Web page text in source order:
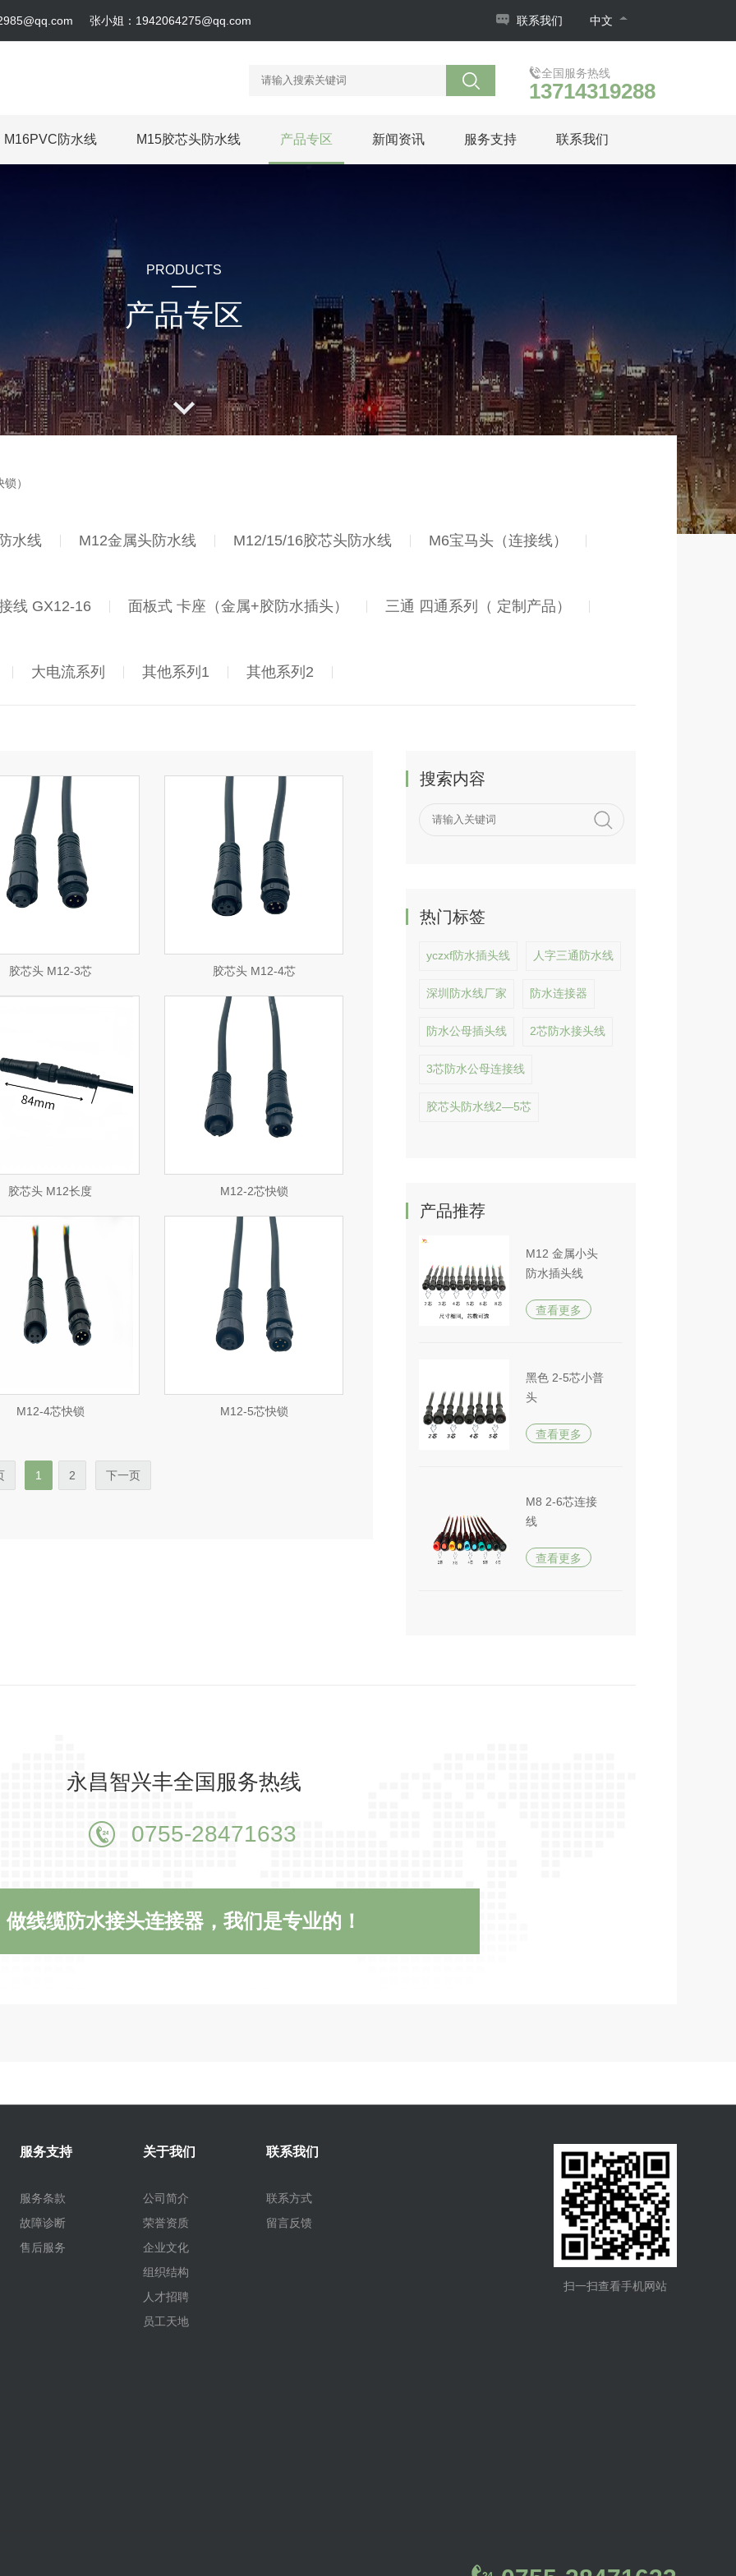
张小姐：1942064275@qq.com 联系我们 中文
全国服务热线
13714319288
M16PVC防水线 M15胶芯头防水线 产品专区 新闻资讯 服务支持 联系我们
PRODUCTS
产品专区
）
水线 M12金属头防水线 M12/15/16胶芯头防水线 M6宝马头（连接线）
线 GX12-16 面板式 卡座（金属+胶防水插头） 三通 四通系列（ 定制产品）
大电流系列 其他系列1 其他系列2
胶芯头 M12-3芯 胶芯头 M12-4芯
查看详情
立即咨询
胶芯头 M12长度 M12-2芯快锁
查看详情
M12-4芯快锁 M12-5芯快锁
查看详情
立即咨询
1 2 下一页
搜索内容
热门标签
yczxf防水插头线 人字三通防水线
深圳防水线厂家 防水连接器
防水公母插头线 2芯防水接头线
3芯防水公母连接线
胶芯头防水线2—5芯
产品推荐
M12 金属小头
防水插头线
查看更多
黑色 2-5芯小普
头
查看更多
M8 2-6芯连接
线
查看更多
永昌智兴丰全国服务热线
0755-28471633
做线缆防水接头连接器，我们是专业的！
服务支持
服务条款
故障诊断
售后服务
关于我们
公司简介
荣誉资质
企业文化
组织结构
人才招聘
员工天地
联系我们
联系方式
留言反馈
扫一扫查看手机网站